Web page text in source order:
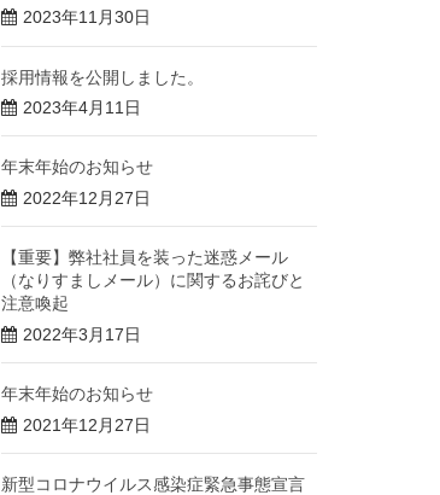
2023年11月30日
採用情報を公開しました。
2023年4月11日
年末年始のお知らせ
2022年12月27日
【重要】弊社社員を装った迷惑メール
（なりすましメール）に関するお詫びと
注意喚起
2022年3月17日
年末年始のお知らせ
2021年12月27日
新型コロナウイルス感染症緊急事態宣言